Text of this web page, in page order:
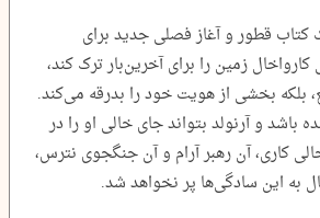
کتاب قطور و آغاز فصلی جدید برای
زمین را برای آخرین‌بار ترک کند،
بلکه بخشی از هویت خود را بدرقه می‌کند.
باشد و آرنولد بتواند جای خالی او را در
کاری، آن رهبر آرام و آن جنگجوی نترس،
به این سادگی‌ها پر نخواهد شد.